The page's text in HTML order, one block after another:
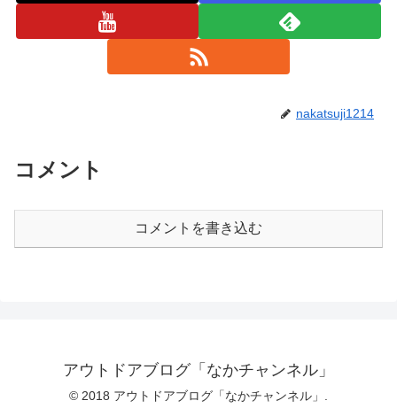
nakatsuji1214
コメント
コメントを書き込む
アウトドアブログ「なかチャンネル」
© 2018 アウトドアブログ「なかチャンネル」.